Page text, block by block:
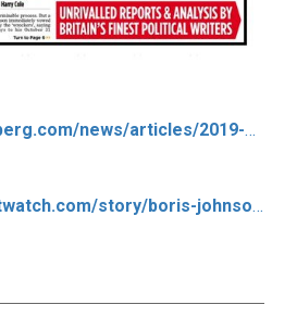
https://www.bloomberg.com/news/articles/2019-10-25/macron-blocked-eu-s-decision-to-delay-brexit-for-three-months
https://www.marketwatch.com/story/boris-johnson-to-seek-dec-12-election-to-break-brexit-impasse-2019-10-24?mod=mw_latestnews